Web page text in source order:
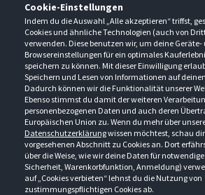
Cookie-Einstellungen
Indem du die Auswahl „Alle akzeptieren“ triffst,
Cookies und ähnliche Technologien (auch von
verwenden. Diese benutzen wir, um deine Geräte-
Browsereinstellungen für ein optimales
speichern zu können. Mit dieser Einwilligung
Speichern und Lesen von Informationen auf
Dadurch können wir die Funktionalität unserer
Ebenso stimmst du damit der weiteren
personenbezogenen Daten und auch deren
Europäischen Union zu. Wenn du mehr über
Datenschutzerklärungwissen möchtest, schau
vorgesehenen Abschnitt zu Cookies an. Dort
über die Weise, wie wir deine Daten für
Sicherheit, Warenkorbfunktion, Anmeldung)
auf „Cookies verbieten“ lehnst du die Nutzung von
zustimmungspflichtigen Cookies ab.
Hilfe und Information
Fragen und Antworten (FAQ)
Kontakt
Newsletter
Events
Downloads
Kataloge
UNTERNEHMEN
Über uns
Anfahrt
Ansprechpartner
Außendienstbesuch
Jobs & Ausbildung
Retouren/Reklamationen
KONTAKT
Gröner-Schulze GmbH
Sarirstraße 5
12529 Schönefeld
Berlin-Schönefeld: +49 30 68 29 54-0
Saerbeck: +49 2574 88750-0
Weißenhorn: +49 731 3982-0
info@groener-schulze.com
ÖFFNUNGSZEITEN
Montag - Donnerstag
9:00 - 17:00
Freitag
9:00 - 15:00
FOLGE UNS